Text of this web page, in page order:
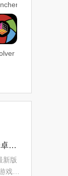
启动
载
官方
小米su7汽车模拟器游戏安卓最新版v1.2官方版
新版
戏，